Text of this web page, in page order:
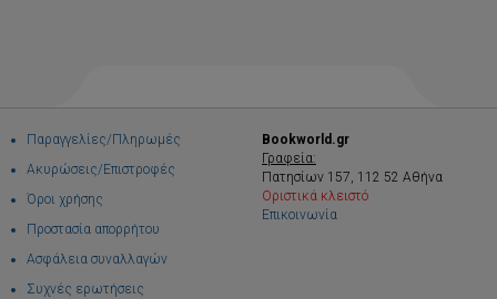
Παραγγελίες/Πληρωμές
Ακυρώσεις/Επιστροφές
Όροι χρήσης
Προστασία απορρήτου
Ασφάλεια συναλλαγών
Συχνές ερωτήσεις
Bookworld.gr
Γραφεία:
Πατησίων 157, 112 52 Αθήνα
Οριστικά κλειστό
Επικοινωνία